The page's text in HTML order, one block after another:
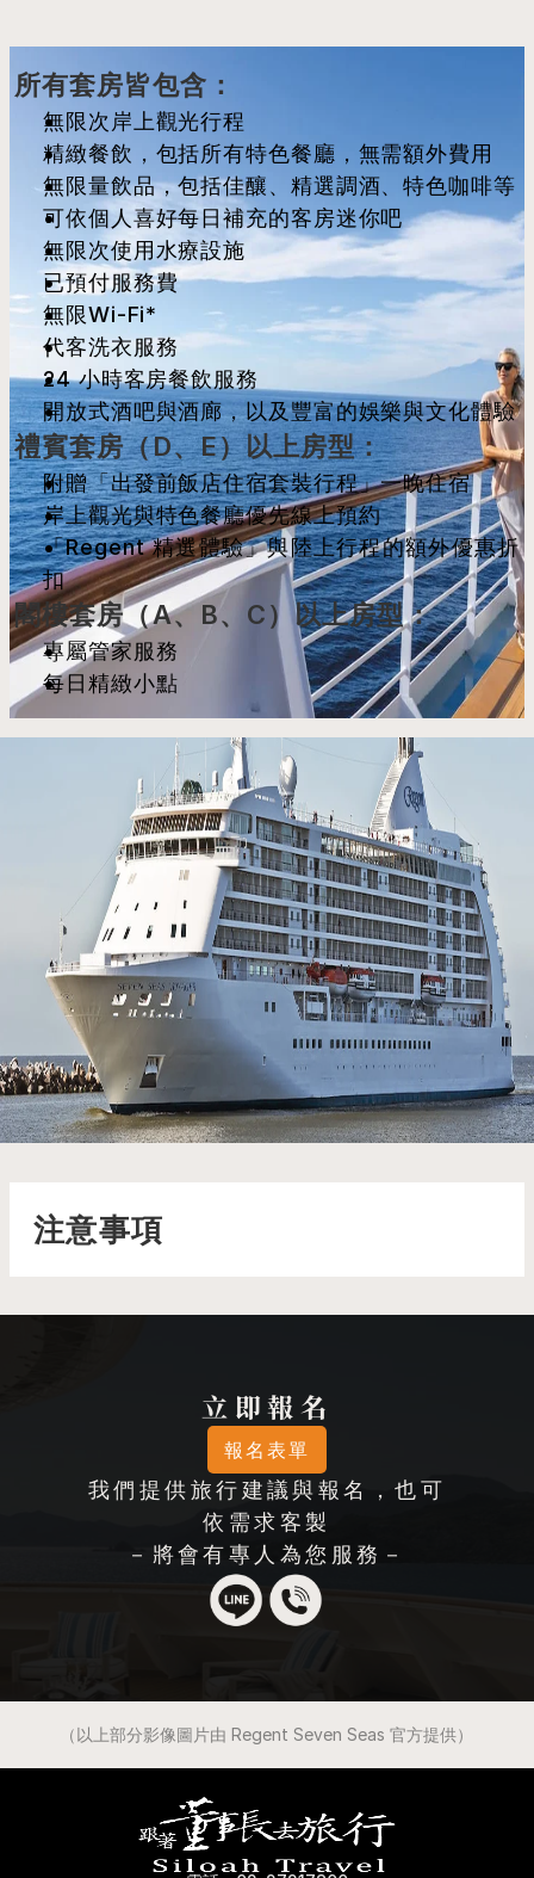
所有套房皆包含：
無限次岸上觀光行程
精緻餐飲，包括所有特色餐廳，無需額外費用
無限量飲品，包括佳釀、精選調酒、特色咖啡等
可依個人喜好每日補充的客房迷你吧
無限次使用水療設施
已預付服務費
無限Wi-Fi*
代客洗衣服務
24 小時客房餐飲服務
開放式酒吧與酒廊，以及豐富的娛樂與文化體驗
禮賓套房（D、E）以上房型：
附贈「出發前飯店住宿套裝行程」一晚住宿
岸上觀光與特色餐廳優先線上預約
「Regent 精選體驗」與陸上行程的額外優惠折
扣
閣樓套房（A、B、C）以上房型：
專屬管家服務
每日精緻小點
七海航海家號 Seven Seas Voyager
七海航海家號散發著優雅的氛圍，從精緻的頂層套房到現代感十
足的探索者酒廊，每個細節都彰顯著高雅氣息
了解更多
注意事項
立即報名
報名表單
我們提供旅行建議與報名，也可
依需求客製
－將會有專人為您服務－
（以上部分影像圖片由 Regent Seven Seas 官方提供）